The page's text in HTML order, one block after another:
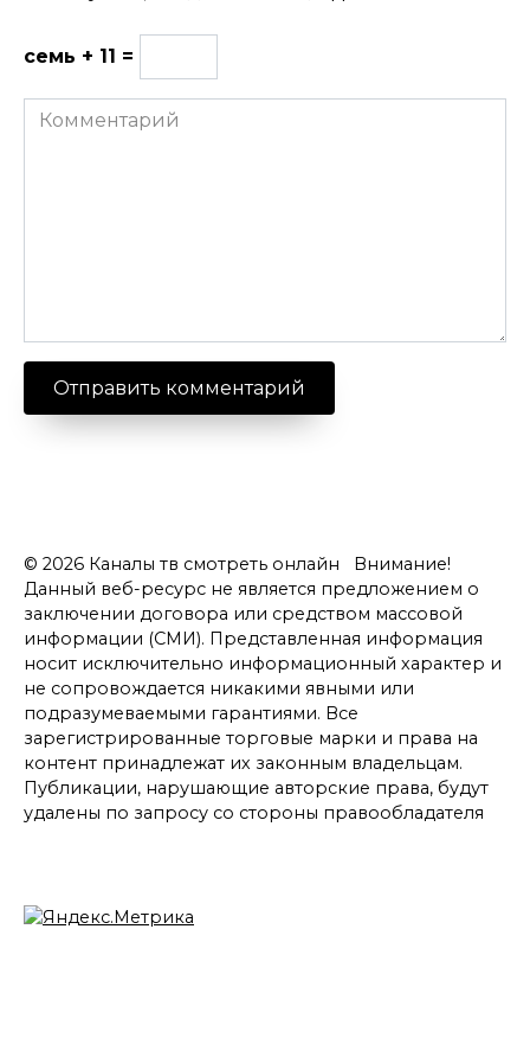
семь + 11 =
Комментарий
© 2026 Каналы тв смотреть онлайн Внимание!
Данный веб-ресурс не является предложением о
заключении договора или средством массовой
информации (СМИ). Представленная информация
носит исключительно информационный характер и
не сопровождается никакими явными или
подразумеваемыми гарантиями. Все
зарегистрированные торговые марки и права на
контент принадлежат их законным владельцам.
Публикации, нарушающие авторские права, будут
удалены по запросу со стороны правообладателя